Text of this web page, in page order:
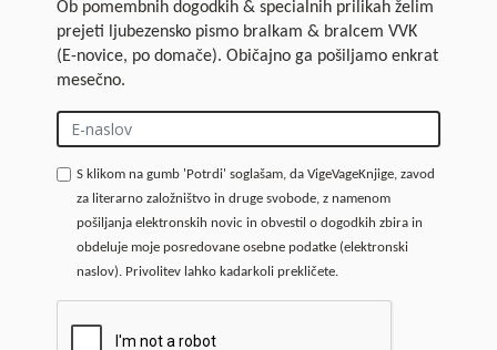
Ob pomembnih dogodkih & specialnih prilikah želim
prejeti ljubezensko pismo bralkam & bralcem VVK
(E-novice, po domače). Običajno ga pošiljamo enkrat
mesečno.
S klikom na gumb 'Potrdi' soglašam, da VigeVageKnjige, zavod
za literarno založništvo in druge svobode, z namenom
pošiljanja elektronskih novic in obvestil o dogodkih zbira in
obdeluje moje posredovane osebne podatke (elektronski
naslov). Privolitev lahko kadarkoli prekličete.